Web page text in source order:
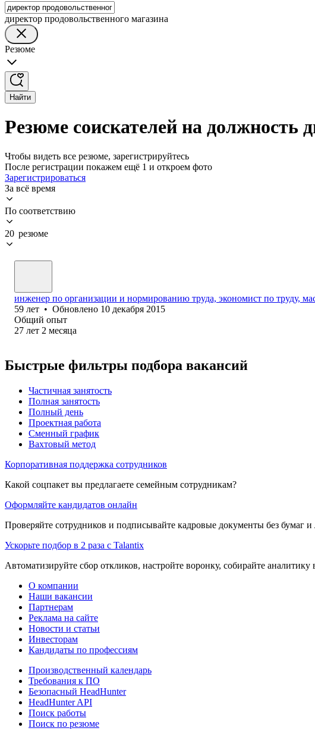
директор продовольственного магазина
Резюме
Найти
Резюме соискателей на должность
Чтобы видеть все резюме, зарегистрируйтесь
После регистрации покажем ещё 1 и откроем фото
Зарегистрироваться
За всё время
По соответствию
20 резюме
инженер по организации и нормированию труда, экономист по труду,
59 лет • Обновлено 10 декабря 2015
Общий опыт
27 лет 2 месяца
Быстрые фильтры подбора вакансий
Частичная занятость
Полная занятость
Полный день
Проектная работа
Сменный график
Вахтовый метод
Корпоративная поддержка сотрудников
Какой соцпакет вы предлагаете семейным сотрудникам?
Оформляйте кандидатов онлайн
Проверяйте сотрудников и подписывайте кадровые документы без бумаг
Ускорьте подбор в 2 раза с Talantix
Автоматизируйте сбор откликов, настройте воронку, собирайте аналитику
О компании
Наши вакансии
Партнерам
Реклама на сайте
Новости и статьи
Инвесторам
Кандидаты по профессиям
Производственный календарь
Требования к ПО
Безопасный HeadHunter
HeadHunter API
Поиск работы
Поиск по резюме